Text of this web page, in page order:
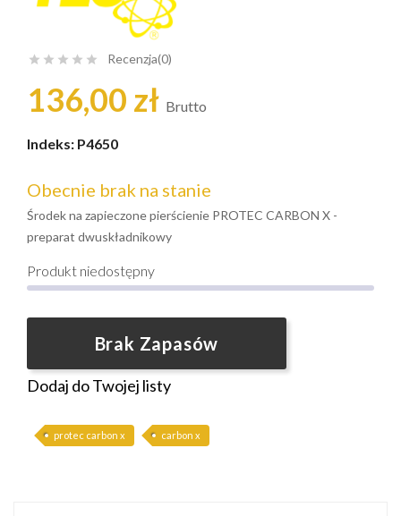
     Recenzja(0)
136,00 zł Brutto
Indeks: P4650
Obecnie brak na stanie
Środek na zapieczone pierścienie PROTEC CARBON X -
preparat dwuskładnikowy
Produkt niedostępny
Brak Zapasów
Dodaj do Twojej listy
protec carbon x carbon x